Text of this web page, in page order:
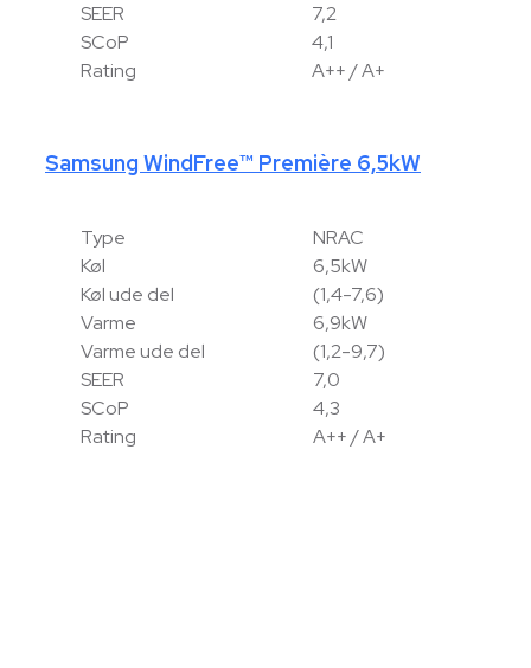
SEER
7,2
SCoP
4,1
Rating
A++ / A+
Samsung WindFree™ Première 6,5kW
Type
NRAC
Køl
6,5kW
Køl ude del
(1,4-7,6)
Varme
6,9kW
Varme ude del
(1,2-9,7)
SEER
7,0
SCoP
4,3
Rating
A++ / A+